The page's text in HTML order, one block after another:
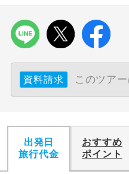
資料請求 このツア
出発日
旅行代金
おすすめ
ポイント